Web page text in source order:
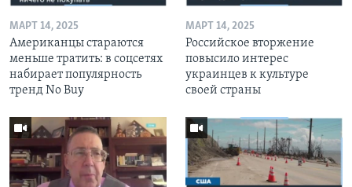
МАРТ 14, 2025
Американцы стараются
меньше тратить: в соцсетях
набирает популярность
тренд No Buy
МАРТ 14, 2025
Российское вторжение
повысило интерес
украинцев к культуре
своей страны